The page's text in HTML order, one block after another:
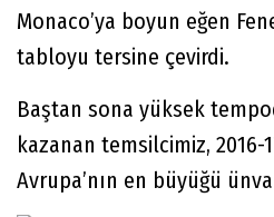
Monaco’ya boyun eğen
tabloyu tersine çevirdi.
Baştan sona yüksek
kazanan temsilcimiz,
Avrupa’nın en büyüğü